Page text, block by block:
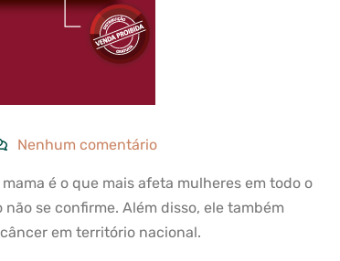
Nenhum comentário
é o que mais afeta mulheres em todo o
se confirme. Além disso, ele também
em território nacional.